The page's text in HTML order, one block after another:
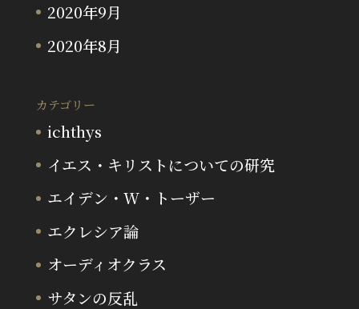
2020年9月
2020年8月
カテゴリー
ichthys
イエス・キリストについての研究
エイデン・W・トーザー
エクレシア論
オーディオクラス
サタンの反乱